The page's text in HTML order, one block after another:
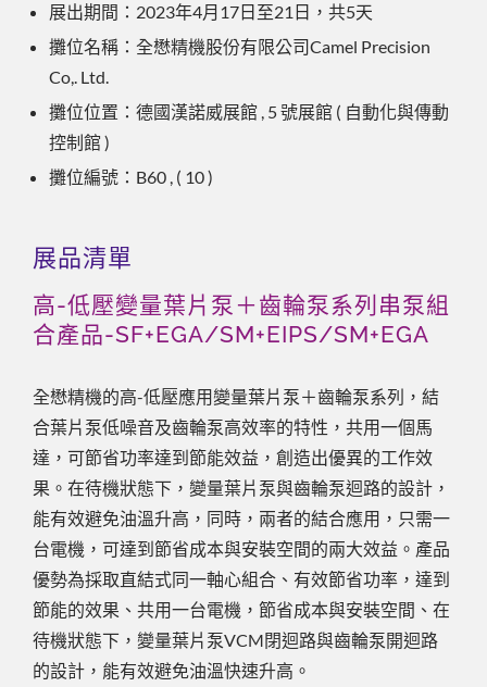
展出期間：2023年4月17日至21日，共5天
攤位名稱：全懋精機股份有限公司Camel Precision
Co,. Ltd.
攤位位置：德國漢諾威展館 , 5 號展館 ( 自動化與傳動
控制館 )
攤位編號：B60 , ( 10 )
展品清單
高-低壓變量葉片泵＋齒輪泵系列串泵組
合產品-SF+EGA/SM+EIPS/SM+EGA
全懋精機的高-低壓應用變量葉片泵＋齒輪泵系列，結
合葉片泵低噪音及齒輪泵高效率的特性，共用一個馬
達，可節省功率達到節能效益，創造出優異的工作效
果。在待機狀態下，變量葉片泵與齒輪泵迴路的設計，
能有效避免油溫升高，同時，兩者的結合應用，只需一
台電機，可達到節省成本與安裝空間的兩大效益。產品
優勢為採取直結式同一軸心組合、有效節省功率，達到
節能的效果、共用一台電機，節省成本與安裝空間、在
待機狀態下，變量葉片泵VCM閉迴路與齒輪泵開迴路
的設計，能有效避免油溫快速升高。